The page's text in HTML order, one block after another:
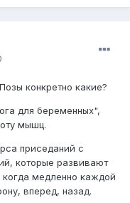
конкретно какие?
для беременных",
мышц.
приседаний с
которые развивают
медленно каждой
вперед, назад.